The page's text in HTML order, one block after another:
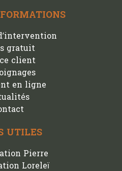
gratuit
client
en ligne
UTILES
Pierre
Loreleï